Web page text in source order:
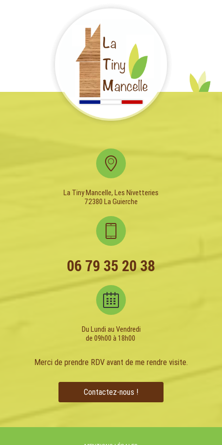
La Tiny Mancelle, Les Nivetteries
72380 La Guierche
06 79 35 20 38
Du Lundi au Vendredi
de 09h00 à 18h00
Merci de prendre RDV avant de me rendre visite.
Contactez-nous !